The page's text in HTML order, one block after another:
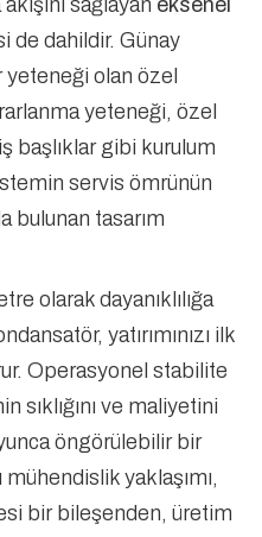
sağlayan eksenel
de dahildir. Günay
olan özel
yeteneği, özel
başlıklar gibi kurulum
servis ömrünün
bulunan tasarım
olarak dayanıklılığa
yatırımınızı ilk
Operasyonel stabilite
sıklığını ve maliyetini
öngörülebilir bir
yaklaşımı,
bir bileşenden, üretim